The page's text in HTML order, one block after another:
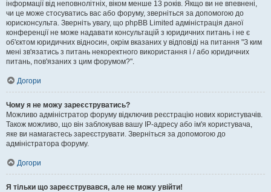
інформації від неповнолітніх, віком менше 13 років. Якщо ви не впевнені,
чи це може стосуватись вас або форуму, зверніться за допомогою до
юрисконсульта. Зверніть увагу, що phpBB Limited адміністрація даної
конференції не може надавати консультацій з юридичних питань і не є
об'єктом юридичних відносин, окрім вказаних у відповіді на питання "З ким
мені зв'язатись з питань некоректного використання і / або юридичних
питань, пов'язаних з цим форумом?".
Догори
Чому я не можу зареєструватись?
Можливо адміністратор форуму відключив реєстрацію нових користувачів.
Також можливо, що він заблокував вашу IP-адресу або ім'я користувача,
яке ви намагаєтесь зареєструвати. Зверніться за допомогою до
адміністратора форуму.
Догори
Я тільки що зареєструвався, але не можу увійти!